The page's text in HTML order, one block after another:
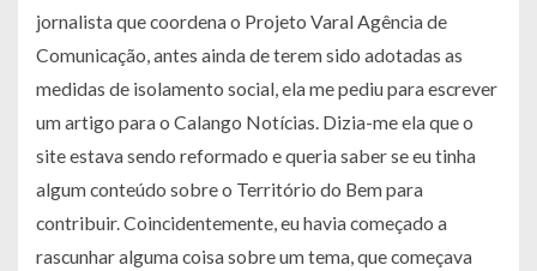
jornalista que coordena o Projeto Varal Agência de
Comunicação, antes ainda de terem sido adotadas as
medidas de isolamento social, ela me pediu para escrever
um artigo para o Calango Notícias. Dizia-me ela que o
site estava sendo reformado e queria saber se eu tinha
algum conteúdo sobre o Território do Bem para
contribuir. Coincidentemente, eu havia começado a
rascunhar alguma coisa sobre um tema, que começava